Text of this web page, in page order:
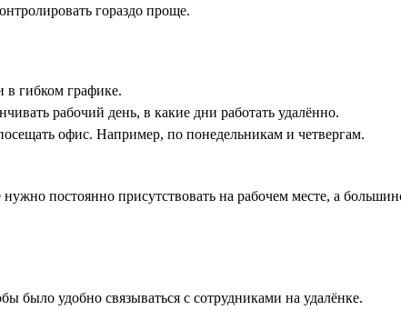
гораздо проще.
в гибком графике.
рабочий день, в какие дни работать удалённо.
офис. Например, по понедельникам и четвергам.
нужно постоянно присутствовать на рабочем месте, а
было удобно связываться с сотрудниками на удалёнке.